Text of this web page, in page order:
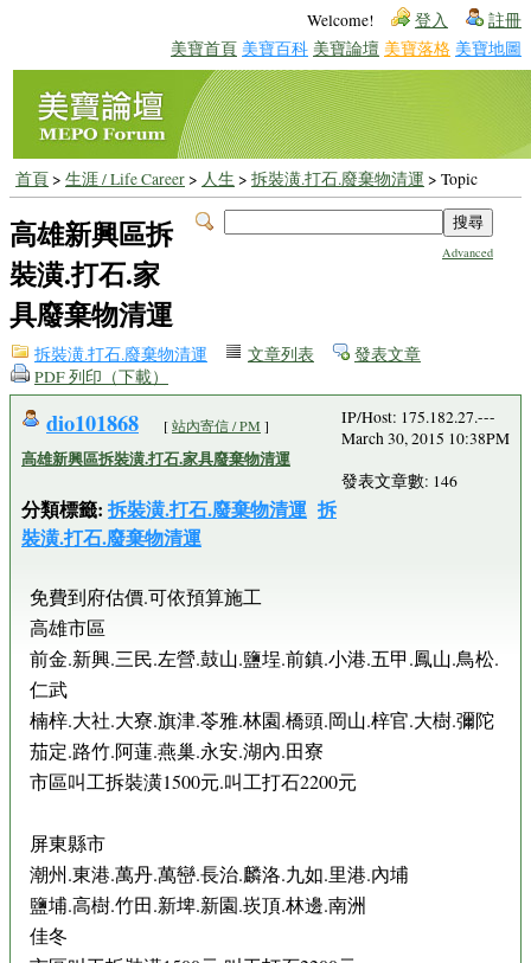
Welcome! 登入 註冊
美寶首頁 美寶百科 美寶論壇 美寶落格 美寶地圖
首頁> 生涯 / Life Career> 人生 > 拆裝潢.打石.廢棄物清運 > Topic
Advanced
高雄新興區拆
裝潢.打石.家
具廢棄物清運
拆裝潢.打石.廢棄物清運 文章列表
發表文章
PDF 列印（下載）
dio101868 [站內寄信 / PM ]
高雄新興區拆裝潢.打石.家具廢棄物清運
分類標籤: 拆裝潢.打石.廢棄物清運 拆
裝潢.打石.廢棄物清運
IP/Host: 175.182.27.---
March 30, 2015 10:38PM
發表文章數: 146
免費到府估價.可依預算施工
高雄市區
前金.新興.三民.左營.鼓山.鹽埕.前鎮.小港.五甲.鳳山.鳥松.
仁武
楠梓.大社.大寮.旗津.苓雅.林園.橋頭.岡山.梓官.大樹.彌陀
茄定.路竹.阿蓮.燕巢.永安.湖內.田寮
市區叫工拆裝潢1500元.叫工打石2200元
屏東縣市
潮州.東港.萬丹.萬巒.長治.麟洛.九如.里港.內埔
鹽埔.高樹.竹田.新埤.新園.崁頂.林邊.南洲
佳冬